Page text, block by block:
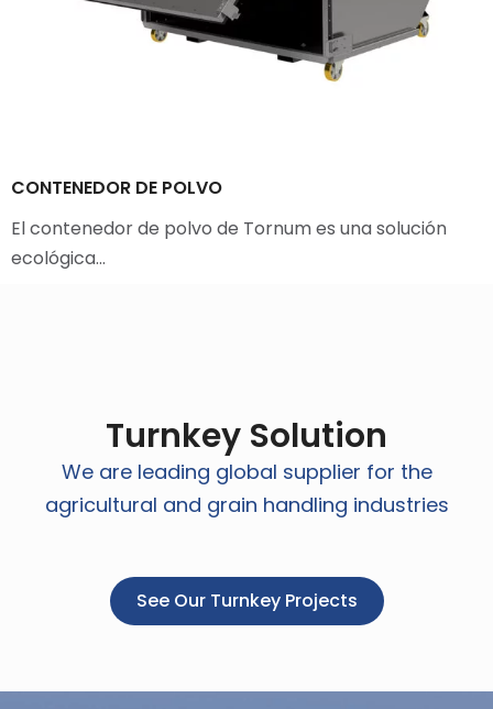
CONTENEDOR DE POLVO
El contenedor de polvo de Tornum es una solución
ecológica…
Turnkey Solution
We are leading global supplier for the
agricultural and grain handling industries
See Our Turnkey Projects